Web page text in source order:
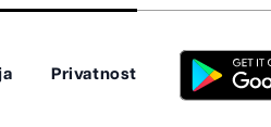
Privatnost